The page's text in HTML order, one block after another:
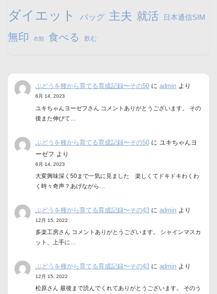
ダイエット バッグ 主夫 就活 日本通信SIM
無印 衣類 食べる 飲む
ぶどうを種から育てる育成記録〜その50 にadmin より
6月 14, 2023
ユキちゃんヨーゼフさん コメントありがとうございます。 その
後また伸びて…
ぶどうを種から育てる育成記録〜その50 に ユキちゃんヨ
ーゼフ より
6月 14, 2023
大変興味深く50まで一気に見ました 楽しくてドキドキわくわ
く時々奇声？あげながら…
ぶどうを種から育てる育成記録〜その43 にadmin より
12月 15, 2022
多楽工房さん コメントありがとうございます。 シャインマスカ
ット、上手に…
ぶどうを種から育てる育成記録〜その43 にadmin より
12月 15, 2022
松原さん 最後まで読んでくれてありがとうございます。 そのう